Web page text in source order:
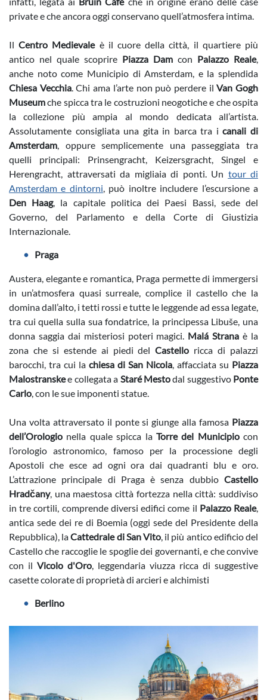
private e che ancora oggi conservano quell’atmosfera intima.
IlCentro Medievaleè il cuore della città, il quartiere più
antico nel quale scoprire Piazza Dam con Palazzo Reale,
anche noto come Municipio di Amsterdam, e la splendida
Chiesa Vecchia. Chi ama l’arte non può perdere ilVan Gogh
Museumche spicca tra le costruzioni neogotiche e che ospita
la collezione più ampia al mondo dedicata all’artista.
Assolutamente consigliata una gita in barca tra icanali di
Amsterdam, oppure semplicemente una passeggiata tra
quelli principali: Prinsengracht, Keizersgracht, Singel e
Herengracht, attraversati da migliaia di ponti. Un tour di
Amsterdam e dintorni, può inoltre includere l’escursione a
Den Haag, la capitale politica dei Paesi Bassi, sede del
Governo, del Parlamento e della Corte di Giustizia
Internazionale.
Praga
Austera, elegante e romantica, Praga permette di immergersi
in un’atmosfera quasi surreale, complice il castello che la
domina dall’alto, i tetti rossi e tutte le leggende ad essa legate,
tra cui quella sulla sua fondatrice, la principessa Libuše, una
donna saggia dai misteriosi poteri magici. Malá Strana è la
zona che si estende ai piedi delCastello ricca di palazzi
barocchi, tra cui la chiesa di San Nicola, affacciata su Piazza
Malostranskee collegata a Staré Mestodal suggestivo Ponte
Carlo, con le sue imponenti statue.
Una volta attraversato il ponte si giunge alla famosa Piazza
dell’Orologio nella quale spicca la Torre del Municipio con
l’orologio astronomico, famoso per la processione degli
Apostoli che esce ad ogni ora dai quadranti blu e oro.
L’attrazione principale di Praga è senza dubbio Castello
Hradčany, una maestosa città fortezza nella città: suddiviso
in tre cortili, comprende diversi edifici come il Palazzo Reale,
antica sede dei re di Boemia (oggi sede del Presidente della
Repubblica), laCattedrale di San Vito, il più antico edificio del
Castello che raccoglie le spoglie dei governanti, e che convive
con il Vicolo d'Oro, leggendaria viuzza ricca di suggestive
casette colorate di proprietà di arcieri e alchimisti
Berlino